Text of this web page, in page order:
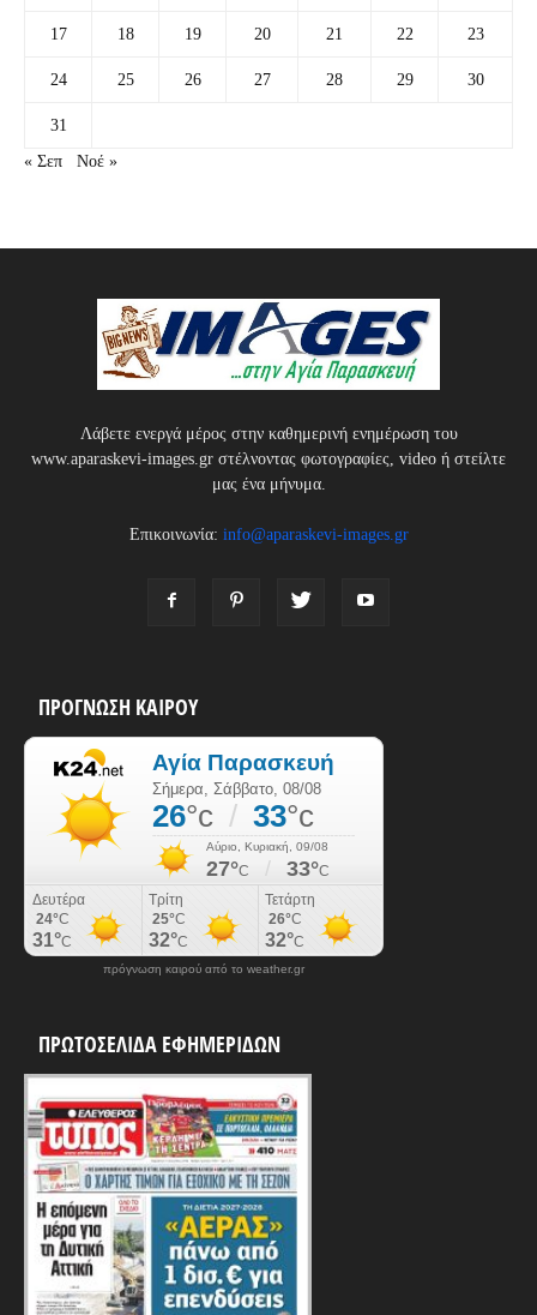
17 18 19 20 21 22 23
24 25 26 27 28 29 30
31
« Σεπ
Νοέ »
Λάβετε ενεργά μέρος στην καθημερινή ενημέρωση του
www.aparaskevi-images.gr στέλνοντας φωτογραφίες, video ή στείλτε
μας ένα μήνυμα.
Επικοινωνία: info@aparaskevi-images.gr
ΠΡΟΓΝΩΣΗ ΚΑΙΡΟΥ
πρόγνωση καιρού από το weather.gr
ΠΡΩΤΟΣΕΛΙΔΑ ΕΦΗΜΕΡΙΔΩΝ